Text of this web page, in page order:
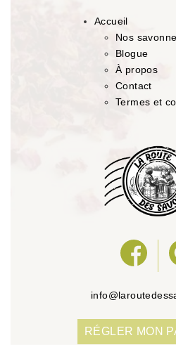
Accueil
Nos
Blogue
À propos
Contact
Termes et
RÉGLER MON